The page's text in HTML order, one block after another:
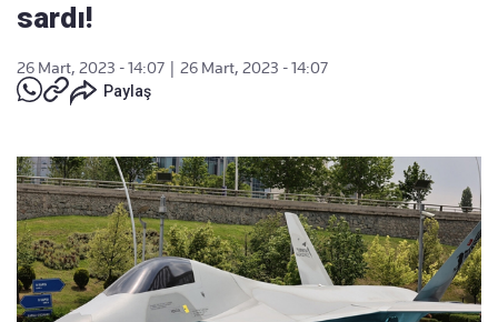
sardı!
26 Mart, 2023 - 14:07
26 Mart, 2023 - 14:07
Paylaş